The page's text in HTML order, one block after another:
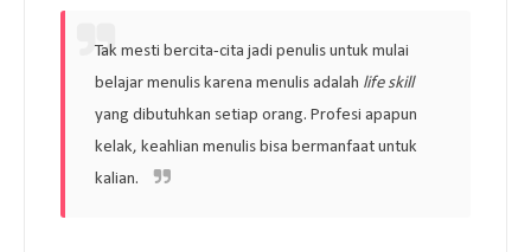
Tak mesti bercita-cita jadi penulis untuk mulai
belajar menulis karena menulis adalah life skill
yang dibutuhkan setiap orang. Profesi apapun
kelak, keahlian menulis bisa bermanfaat untuk
kalian.